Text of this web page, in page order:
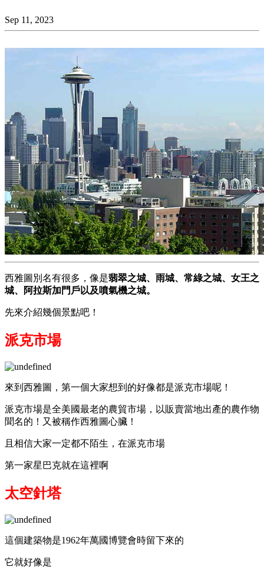
Sep 11, 2023
西雅圖別名有很多，像是翡翠之城、雨城、常綠之城、女王之
城、阿拉斯加門戶以及噴氣機之城。
先來介紹幾個景點吧！
派克市場
來到西雅圖，第一個大家想到的好像都是派克市場呢！
派克市場是全美國最老的農貿市場，以販賣當地出產的農作物
聞名的！又被稱作西雅圖心臟！
且相信大家一定都不陌生，在派克市場
第一家星巴克就在這裡啊
太空針塔
這個建築物是1962年萬國博覽會時留下來的
它就好像是